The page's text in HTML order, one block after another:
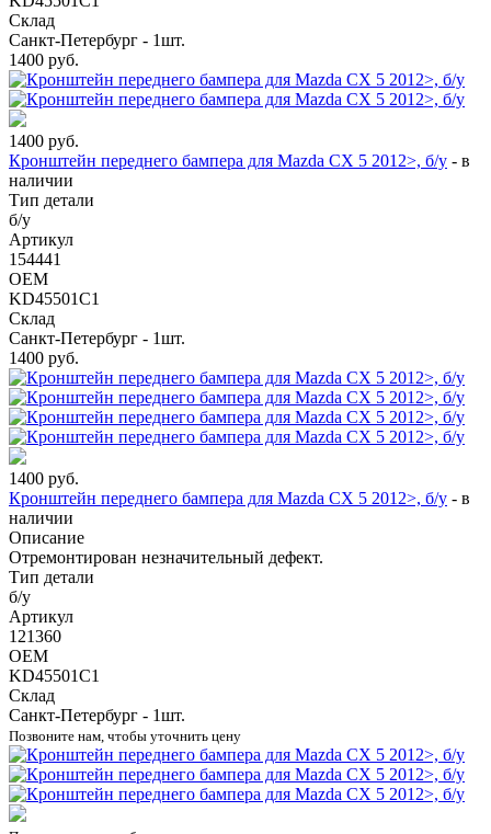
Склад
Санкт-Петербург - 1шт.
1400 руб.
1400 руб.
Кронштейн переднего бампера для Mazda CX 5 2012>, б/у - в
наличии
Тип детали
б/у
Артикул
154441
OEM
KD45501C1
Склад
Санкт-Петербург - 1шт.
1400 руб.
1400 руб.
Кронштейн переднего бампера для Mazda CX 5 2012>, б/у - в
наличии
Описание
Отремонтирован незначительный дефект.
Тип детали
б/у
Артикул
121360
OEM
KD45501C1
Склад
Санкт-Петербург - 1шт.
Позвоните нам, чтобы уточнить цену